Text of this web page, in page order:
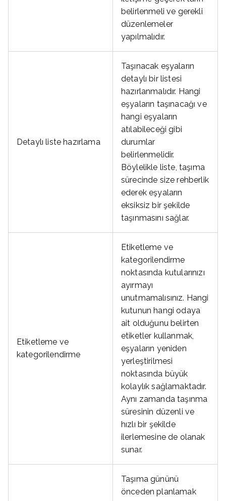
belirlenmeli ve gerekli
düzenlemeler
yapılmalıdır.
Detaylı liste hazırlama
Taşınacak eşyaların
detaylı bir listesi
hazırlanmalıdır. Hangi
eşyaların taşınacağı ve
hangi eşyaların
atılabileceği gibi
durumlar
belirlenmelidir.
Böylelikle liste, taşıma
sürecinde size rehberlik
ederek eşyaların
eksiksiz bir şekilde
taşınmasını sağlar.
Etiketleme ve
kategorilendirme
Etiketleme ve
kategorilendirme
noktasında kutularınızı
ayırmayı
unutmamalısınız. Hangi
kutunun hangi odaya
ait olduğunu belirten
etiketler kullanmak,
eşyaların yeniden
yerleştirilmesi
noktasında büyük
kolaylık sağlamaktadır.
Aynı zamanda taşınma
süresinin düzenli ve
hızlı bir şekilde
ilerlemesine de olanak
sunar.
Taşıma gününü
önceden planlamak